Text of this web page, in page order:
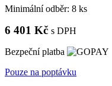
Minimální odběr: 8 ks
6 401 Kč s DPH
Bezpeční platba
Pouze na poptávku